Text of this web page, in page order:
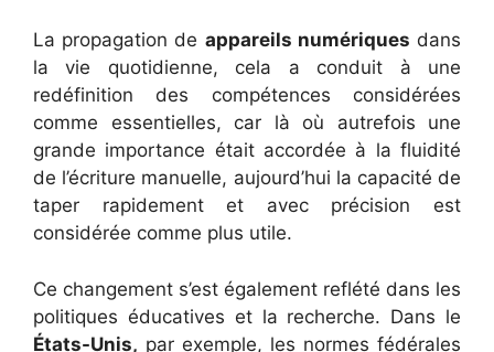
La propagation de appareils numériques dans
la vie quotidienne, cela a conduit à une
redéfinition des compétences considérées
comme essentielles, car là où autrefois une
grande importance était accordée à la fluidité
de l’écriture manuelle, aujourd’hui la capacité de
taper rapidement et avec précision est
considérée comme plus utile.
Ce changement s’est également reflété dans les
politiques éducatives et la recherche. Dans le
États-Unis, par exemple, les normes fédérales